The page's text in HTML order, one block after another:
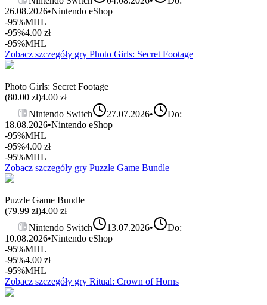
26.08.2026•Nintendo eShop
-95%MHL
-95%4.00 zł
-95%MHL
Zobacz szczegóły gry Photo Girls: Secret Footage
Photo Girls: Secret Footage
(80.00 zł)4.00 zł
Nintendo Switch
27.07.2026•
Do:
18.08.2026•Nintendo eShop
-95%MHL
-95%4.00 zł
-95%MHL
Zobacz szczegóły gry Puzzle Game Bundle
Puzzle Game Bundle
(79.99 zł)4.00 zł
Nintendo Switch
13.07.2026•
Do:
10.08.2026•Nintendo eShop
-95%MHL
-95%4.00 zł
-95%MHL
Zobacz szczegóły gry Ritual: Crown of Horns